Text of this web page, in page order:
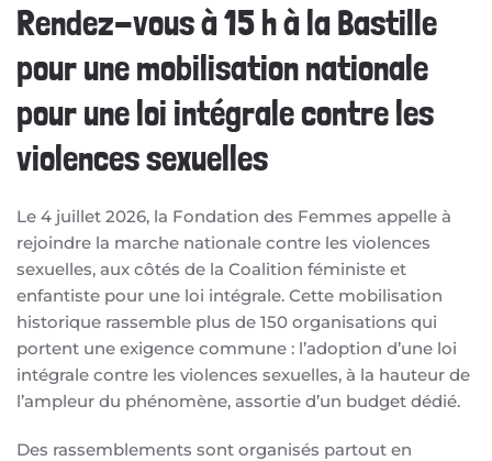
Rendez-vous à 15 h à la Bastille
pour une mobilisation nationale
pour une loi intégrale contre les
violences sexuelles
Le 4 juillet 2026, la Fondation des Femmes appelle à
rejoindre la marche nationale contre les violences
sexuelles, aux côtés de la Coalition féministe et
enfantiste pour une loi intégrale. Cette mobilisation
historique rassemble plus de 150 organisations qui
portent une exigence commune : l’adoption d’une loi
intégrale contre les violences sexuelles, à la hauteur de
l’ampleur du phénomène, assortie d’un budget dédié.
Des rassemblements sont organisés partout en